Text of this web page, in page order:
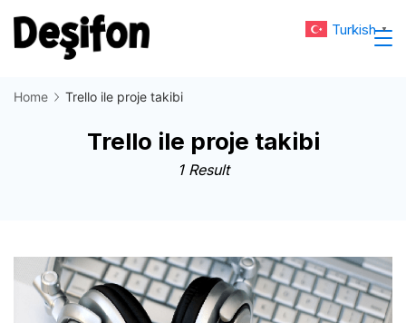
Skip
to
Home Trello ile proje takibi
Trello ile proje takibi
1 Result
Turkish ▼